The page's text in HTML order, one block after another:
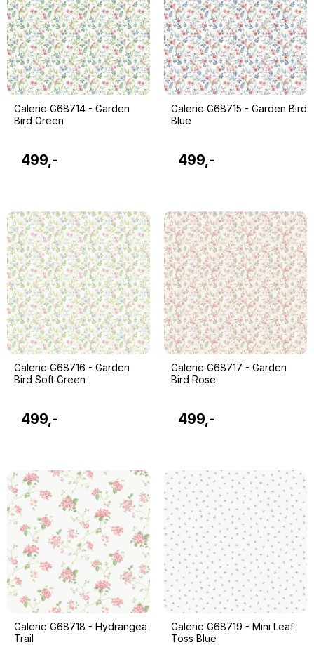
Galerie G68714 - Garden
Bird Green
499,-
Galerie G68715 - Garden Bird
Blue
499,-
Galerie G68716 - Garden
Bird Soft Green
499,-
Galerie G68717 - Garden
Bird Rose
499,-
Galerie G68718 - Hydrangea
Trail
Galerie G68719 - Mini Leaf
Toss Blue